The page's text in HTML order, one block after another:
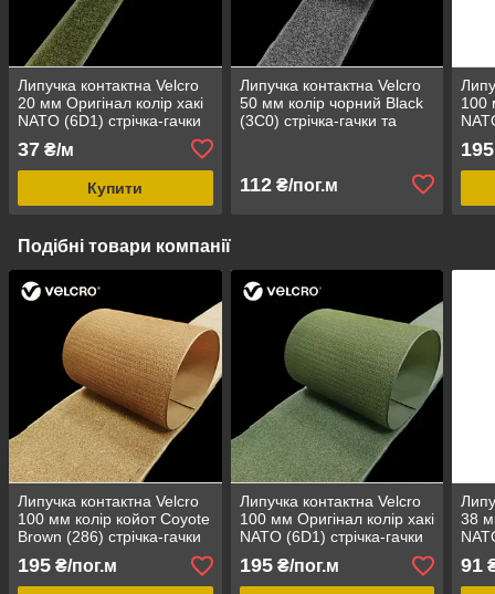
Липучка контактна Velcro
20 мм Оригінал колір хакі
NATO (6D1) стрічка-гачки
та стрічка-петлі комплект
loop/hook
37 ₴/м
Купити
Липучка контактна Velcro
50 мм колір чорний Black
(3C0) стрічка-гачки та
112₴/пог.м
100
195
Подібні товари компанії
Липучка контактна Velcro
100 мм колір койот Coyote
Brown (286) стрічка-гачки
та стрічка-петлі комплект
loop/hook
195 ₴/пог.м
Липучка контактна Velcro
100 мм Оригінал колір хакі
NATO (6D1) стрічка-гачки
та стрічка-петлі комплект
loop/hook
195₴/пог.м
38
та
91